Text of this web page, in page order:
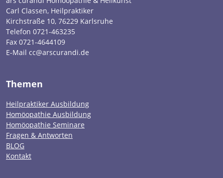
Carl Classen, Heilpraktiker
Kirchstraße 10, 76229 Karlsruhe
Telefon 0721-463235
Fax 0721-4644109
E-Mail cc@arscurandi.de
Themen
Heilpraktiker Ausbildung
Homöopathie Ausbildung
Homöopathie Seminare
Fragen & Antworten
BLOG
Kontakt